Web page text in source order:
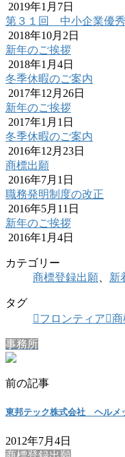
2019年1月7日
第３１回 中小企業優
2018年10月2日
新年のご挨拶
2018年1月4日
冬季休暇のご案内
2017年12月26日
新年のご挨拶
2017年1月1日
冬季休暇のご案内
2016年12月23日
商標出願
2016年7月1日
職務発明制度の改正
2016年5月11日
新年のご挨拶
2016年1月4日
カテゴリー
商標登録出願
新
タグ
フロンティア
商
事務所
前の記事
東邦テック株式会社 ヘルメ
2012年7月4日